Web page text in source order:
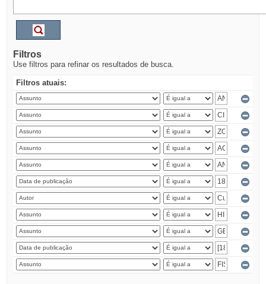
Filtros
Use filtros para refinar os resultados de busca.
Filtros atuais: